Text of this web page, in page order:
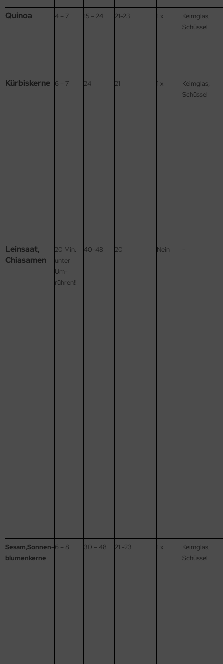
Quinoa 4 – 7 15 – 24 21-23 1 x
Keimglas,
Schüssel
Kürbiskerne 6 – 7 24 21 1 x
Keimglas,
Schüssel
Leinsaat,
Chiasamen
20 Min.
unter
Um-
rühren!!
40-48 20 Nein -
Sesam,Sonnen-
blumenkerne
6 – 8 30 – 48 21 -23 1 x
Keimglas,
Schüssel